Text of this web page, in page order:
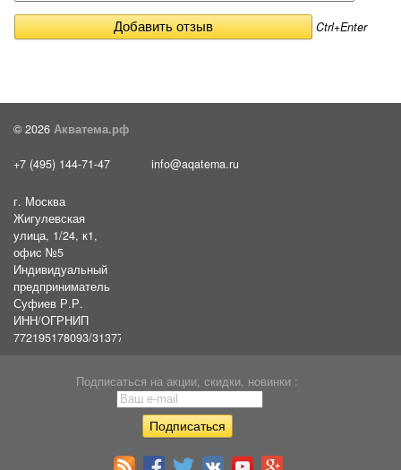
Ctrl+Enter
© 2026 Акватема.рф
+7 (495) 144-71-47 info@aqatema.ru
г. Москва
Жигулевская
улица, 1/24, к1,
офис №5
Индивидуальный
предприниматель
Суфиев Р.Р.
ИНН/ОГРНИП
772195178093/31377461610054
Подписаться на акции, скидки, новинки :